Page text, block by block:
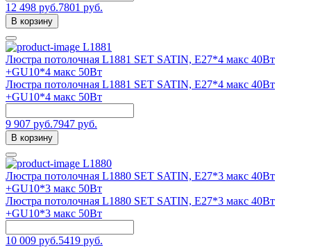
12 498 руб.7801 руб.
В корзину
L1881
Люстра потолочная L1881 SET SATIN, Е27*4 макс 40Вт
+GU10*4 макс 50Вт
Люстра потолочная L1881 SET SATIN, Е27*4 макс 40Вт
+GU10*4 макс 50Вт
9 907 руб.7947 руб.
В корзину
L1880
Люстра потолочная L1880 SET SATIN, Е27*3 макс 40Вт
+GU10*3 макс 50Вт
Люстра потолочная L1880 SET SATIN, Е27*3 макс 40Вт
+GU10*3 макс 50Вт
10 009 руб.5419 руб.